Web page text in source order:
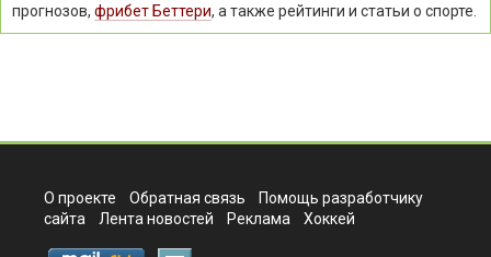
прогнозов, фрибет Беттери, а также рейтинги и статьи о спорте.
О проекте Обратная связь
Помощь разработчику
сайта
Лента новостей Реклама Хоккей